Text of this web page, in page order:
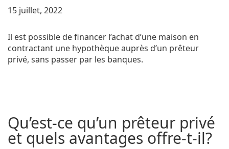
15 juillet, 2022
Il est possible de financer l’achat d’une maison en
contractant une hypothèque auprès d’un prêteur
privé, sans passer par les banques.
Qu’est-ce qu’un prêteur privé
et quels avantages offre-t-il?